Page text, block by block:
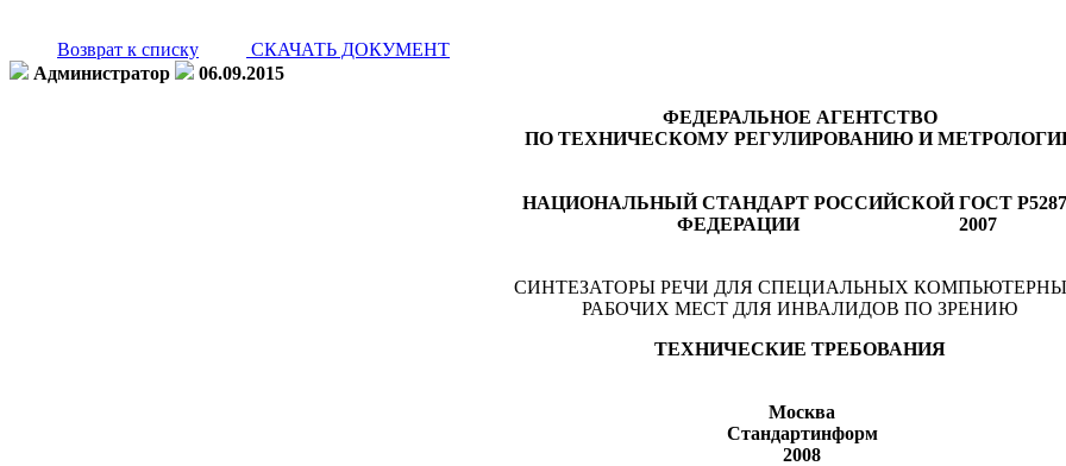
Возврат к списку
СКАЧАТЬ ДОКУМЕНТ
Администратор
06.09.2015
ФЕДЕРАЛЬНОЕ АГЕНТСТВО
ПО ТЕХНИЧЕСКОМУ РЕГУЛИРОВАНИЮ И
НАЦИОНАЛЬНЫЙСТАНДАРТ РОССИЙСКОЙ
ФЕДЕРАЦИИ
ГОСТ Р
2007
СИНТЕЗАТОРЫ РЕЧИ ДЛЯ СПЕЦИАЛЬНЫХ
РАБОЧИХ МЕСТ ДЛЯ ИНВАЛИДОВ ПО ЗРЕНИЮ
ТЕХНИЧЕСКИЕ ТРЕБОВАНИЯ
Москва
Стандартинформ
2008